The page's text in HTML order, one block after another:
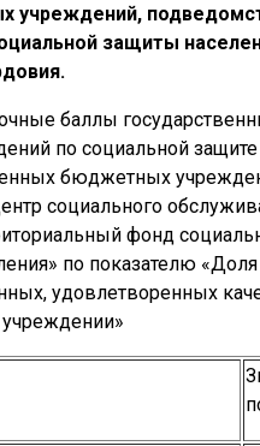
ИЗОБРАЖЕНИЯ
Скрыть
Включить озвучивание
Настройки по умолчанию
Настройки по умолчанию
учреждений,
защиты
баллы
по социальной
бюджетных
социального
фонд
по показателю
удовлетворенных
учреждении»